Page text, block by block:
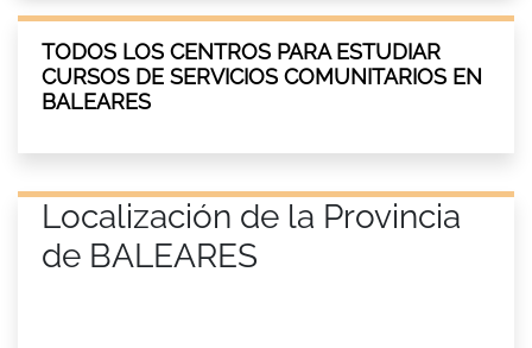
TODOS LOS CENTROS PARA ESTUDIAR
CURSOS DE SERVICIOS COMUNITARIOS EN
BALEARES
Localización de la Provincia
de BALEARES